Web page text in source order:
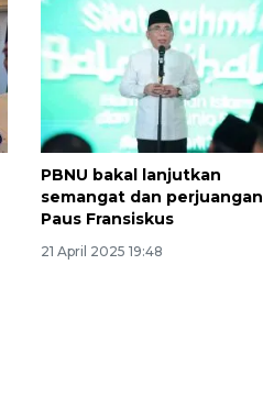
PBNU bakal lanjutkan
semangat dan perjuangan
Paus Fransiskus
21 April 2025 19:48